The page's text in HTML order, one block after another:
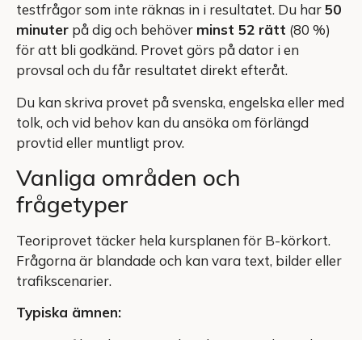
testfrågor som inte räknas in i resultatet. Du har50
minuter på dig och behöver minst 52 rätt (80 %)
för att bli godkänd. Provet görs på dator i en
provsal och du får resultatet direkt efteråt.
Du kan skriva provet på svenska, engelska eller med
tolk, och vid behov kan du ansöka om förlängd
provtid eller muntligt prov.
Vanliga områden och
frågetyper
Teoriprovet täcker hela kursplanen för B-körkort.
Frågorna är blandade och kan vara text, bilder eller
trafikscenarier.
Typiska ämnen: